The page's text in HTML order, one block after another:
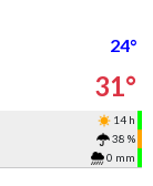
24°
31°
14 h
38 %
0 mm